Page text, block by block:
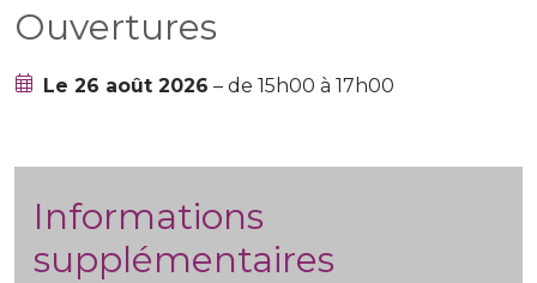
Ouvertures
Le 26 août 2026 – de 15h00 à 17h00
Informations
supplémentaires